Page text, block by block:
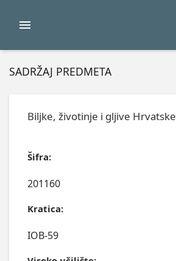
SADRŽAJ PREDMETA
Biljke, životinje i gljive Hrvatske
Šifra:
201160
Kratica:
IOB-59